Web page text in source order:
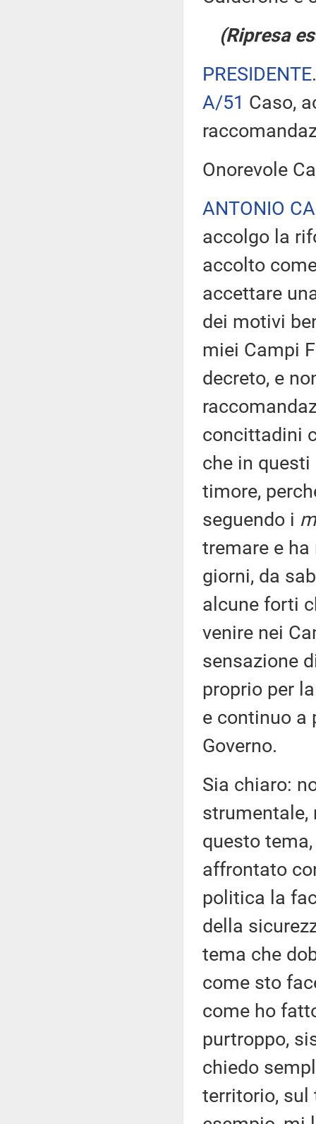
(Ripresa
PRESIDENTE
A/51 Caso,
Onorevole
ANTONIO
accolgo la
accolto
accettare
dei motivi
miei Campi
decreto, e
concittadini
che in
timore,
seguendo i
tremare e
giorni, da
alcune forti
venire nei
sensazione
proprio per
e continuo a
Governo.
Sia chiaro:
strumentale,
questo
affrontato
politica la
della
tema che
come sto
come ho
purtroppo,
chiedo
territorio, sul